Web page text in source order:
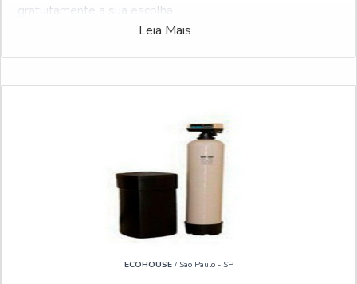
gratuitamente a sua escolha
Leia Mais
ECOHOUSE/ São Paulo - SP